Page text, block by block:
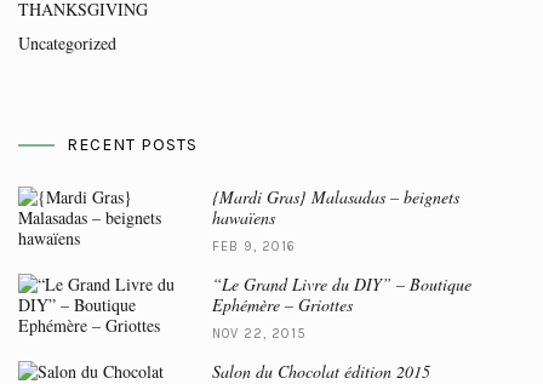
THANKSGIVING
Uncategorized
RECENT POSTS
{Mardi Gras} Malasadas – beignets
hawaïens
FEB 9, 2016
“Le Grand Livre du DIY” – Boutique
Ephémère – Griottes
NOV 22, 2015
Salon du Chocolat édition 2015